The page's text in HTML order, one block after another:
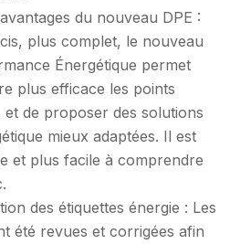
du nouveau DPE :
plus complet, le nouveau
Énergétique permet
plus efficace les points
de proposer des solutions
mieux adaptées. Il est
et plus facile à comprendre
des étiquettes énergie : Les
été revues et corrigées afin